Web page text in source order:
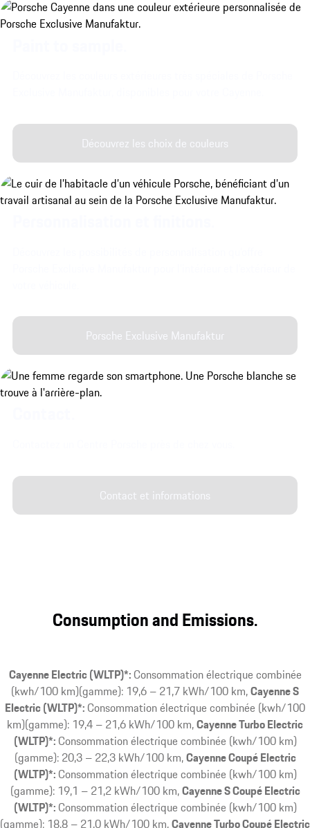
Découvrez les choix de couleurs
Porsche Exclusive Manufaktur
Contact et informations
Consumption and Emissions.
Cayenne Electric (WLTP)*: Consommation électrique combinée
(kwh/100 km)(gamme): 19,6 – 21,7 kWh/100 km Cayenne S
Electric (WLTP)*: Consommation électrique combinée (kwh/100
km)(gamme): 19,4 – 21,6 kWh/100 km Cayenne Turbo Electric
(WLTP)*: Consommation électrique combinée (kwh/100 km)
(gamme): 20,3 – 22,3 kWh/100 km Cayenne Coupé Electric
(WLTP)*: Consommation électrique combinée (kwh/100 km)
(gamme): 19,1 – 21,2 kWh/100 km Cayenne S Coupé Electric
(WLTP)*: Consommation électrique combinée (kwh/100 km)
(gamme): 18,8 – 21,0 kWh/100 km Cayenne Turbo Coupé Electric